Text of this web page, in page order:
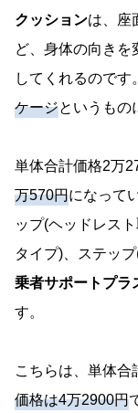
クッションは、座
ど、身体の向きを
してくれるのです。
ケージというもの
単体合計価格2万
万570円になって
ップ(ヘッドレス
タイプ)、ステッ
乗者サポートプラ
す。
こちらは、単体合
価格は4万2900円